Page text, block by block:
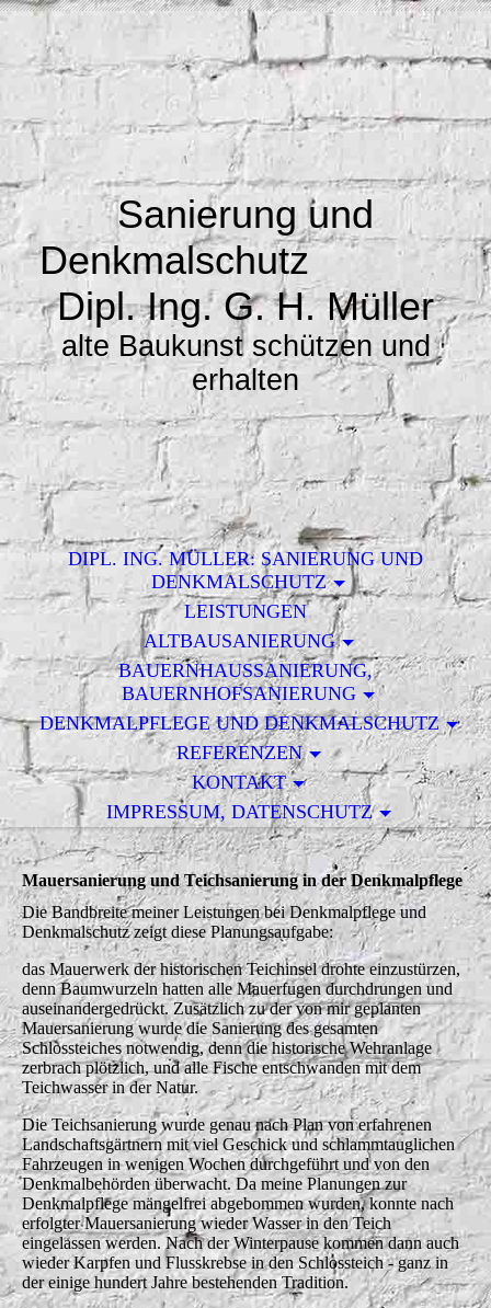
Sanierung und
Denkmalschutz
Dipl. Ing. G. H. Müller
alte Baukunst schützen und
erhalten
DIPL. ING. MÜLLER: SANIERUNG UND
DENKMALSCHUTZ
LEISTUNGEN
ALTBAUSANIERUNG
BAUERNHAUSSANIERUNG,
BAUERNHOFSANIERUNG
DENKMALPFLEGE UND DENKMALSCHUTZ
REFERENZEN
KONTAKT
IMPRESSUM, DATENSCHUTZ
Mauersanierung und Teichsanierung in der Denkmalpflege
Die Bandbreite meiner Leistungen bei Denkmalpflege und
Denkmalschutz zeigt diese Planungsaufgabe:
das Mauerwerk der historischen Teichinsel drohte einzustürzen,
denn Baumwurzeln hatten alle Mauerfugen durchdrungen und
auseinandergedrückt. Zusätzlich zu der von mir geplanten
Mauersanierung wurde die Sanierung des gesamten
Schlossteiches notwendig, denn die historische Wehranlage
zerbrach plötzlich, und alle Fische entschwanden mit dem
Teichwasser in der Natur.
Die Teichsanierung wurde genau nach Plan von erfahrenen
Landschaftsgärtnern mit viel Geschick und schlammtauglichen
Fahrzeugen in wenigen Wochen durchgeführt und von den
Denkmalbehörden überwacht. Da meine Planungen zur
Denkmalpflege mängelfrei abgebommen wurden, konnte nach
erfolgter Mauersanierung wieder Wasser in den Teich
eingelassen werden. Nach der Winterpause kommen dann auch
wieder Karpfen und Flusskrebse in den Schlossteich - ganz in
der einige hundert Jahre bestehenden Tradition.